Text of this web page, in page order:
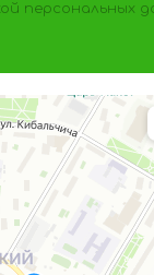
персональных